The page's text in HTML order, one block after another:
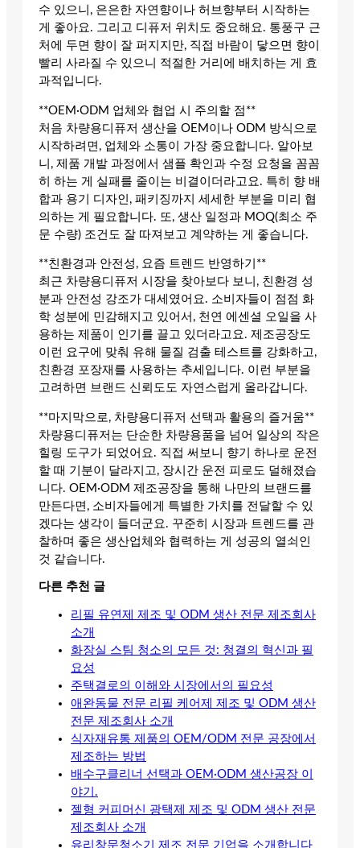
수 있으니, 은은한 자연향이나 허브향부터 시작하는
게 좋아요. 그리고 디퓨저 위치도 중요해요. 통풍구 근
처에 두면 향이 잘 퍼지지만, 직접 바람이 닿으면 향이
빨리 사라질 수 있으니 적절한 거리에 배치하는 게 효
과적입니다.
**OEM·ODM 업체와 협업 시 주의할 점**
처음 차량용디퓨저 생산을 OEM이나 ODM 방식으로
시작하려면, 업체와 소통이 가장 중요합니다. 알아보
니, 제품 개발 과정에서 샘플 확인과 수정 요청을 꼼꼼
히 하는 게 실패를 줄이는 비결이더라고요. 특히 향 배
합과 용기 디자인, 패키징까지 세세한 부분을 미리 협
의하는 게 필요합니다. 또, 생산 일정과 MOQ(최소 주
문 수량) 조건도 잘 따져보고 계약하는 게 좋습니다.
**친환경과 안전성, 요즘 트렌드 반영하기**
최근 차량용디퓨저 시장을 찾아보다 보니, 친환경 성
분과 안전성 강조가 대세였어요. 소비자들이 점점 화
학 성분에 민감해지고 있어서, 천연 에센셜 오일을 사
용하는 제품이 인기를 끌고 있더라고요. 제조공장도
이런 요구에 맞춰 유해 물질 검출 테스트를 강화하고,
친환경 포장재를 사용하는 추세입니다. 이런 부분을
고려하면 브랜드 신뢰도도 자연스럽게 올라갑니다.
**마지막으로, 차량용디퓨저 선택과 활용의 즐거움**
차량용디퓨저는 단순한 차량용품을 넘어 일상의 작은
힐링 도구가 되었어요. 직접 써보니 향기 하나로 운전
할 때 기분이 달라지고, 장시간 운전 피로도 덜해졌습
니다. OEM·ODM 제조공장을 통해 나만의 브랜드를
만든다면, 소비자들에게 특별한 가치를 전달할 수 있
겠다는 생각이 들더군요. 꾸준히 시장과 트렌드를 관
찰하며 좋은 생산업체와 협력하는 게 성공의 열쇠인
것 같습니다.
다른 추천 글
리필 유연제 제조 및 ODM 생산 전문 제조회사
소개
화장실 스팀 청소의 모든 것: 청결의 혁신과 필
요성
주택결로의 이해와 시장에서의 필요성
애완동물 전문 리필 케어제 제조 및 ODM 생산
전문 제조회사 소개
식자재유통 제품의 OEM/ODM 전문 공장에서
제조하는 방법
배수구클리너 선택과 OEM·ODM 생산공장 이
야기.
젤형 커피머신 광택제 제조 및 ODM 생산 전문
제조회사 소개
유리창문청소기 제조 전문 기업을 소개합니다